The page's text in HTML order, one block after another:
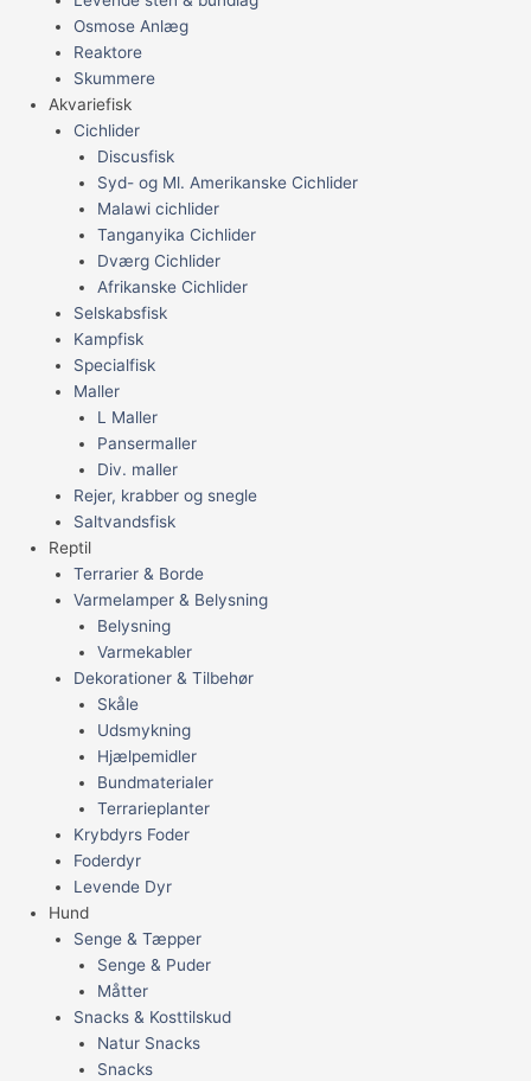
Osmose Anlæg
Reaktore
Skummere
Akvariefisk
Cichlider
Discusfisk
Syd- og Ml. Amerikanske Cichlider
Malawi cichlider
Tanganyika Cichlider
Dværg Cichlider
Afrikanske Cichlider
Selskabsfisk
Kampfisk
Specialfisk
Maller
L Maller
Pansermaller
Div. maller
Rejer, krabber og snegle
Saltvandsfisk
Reptil
Terrarier & Borde
Varmelamper & Belysning
Belysning
Varmekabler
Dekorationer & Tilbehør
Skåle
Udsmykning
Hjælpemidler
Bundmaterialer
Terrarieplanter
Krybdyrs Foder
Foderdyr
Levende Dyr
Hund
Senge & Tæpper
Senge & Puder
Måtter
Snacks & Kosttilskud
Natur Snacks
Snacks